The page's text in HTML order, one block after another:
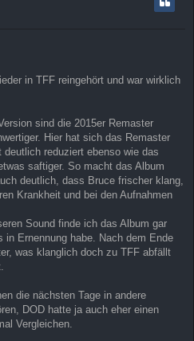
in TFF reingehört und war wirklich
sind die 2015er Remaster
Hier hat sich das Remaster
reduziert ebenso wie das
saftiger. So macht das Album
deutlich, dass Bruce frischer klang,
Krankheit und bei den Aufnahmen
Sound finde ich das Album gar
Ernennung habe. Nach dem Ende
was klanglich doch zu TFF abfällt
die nächsten Tage in andere
DOD hatte ja auch eher einen
Vergleichen.